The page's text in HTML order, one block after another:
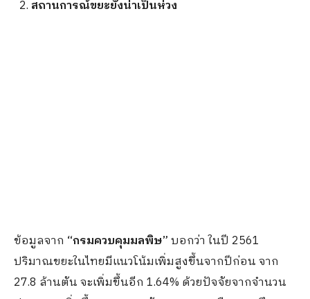
สถานการณ์ขยะยังน่าเป็นห่วง
ข้อมูลจาก “กรมควบคุมมลพิษ”บอกว่า ในปี 2561
ปริมาณขยะในไทยมีแนวโน้มเพิ่มสูงขึ้นจากปีก่อน จาก
27.8 ล้านตัน จะเพิ่มขึ้นอีก 1.64% ด้วยปัจจัยจากจำนวน